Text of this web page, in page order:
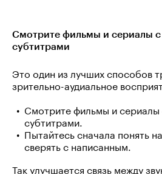
Смотрите фильмы и сериалы
субтитрами
Это один из лучших способов
зрительно-аудиальное
Смотрите фильмы и сериалы
субтитрами.
Пытайтесь сначала понять
сверять с написанным.
Так улучшается связь между